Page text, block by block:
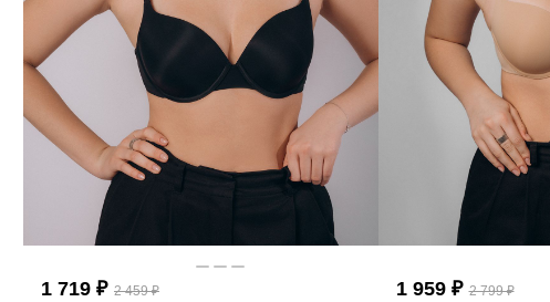
1 719 ₽ 2 459 ₽
1 959 ₽ 2 799 ₽